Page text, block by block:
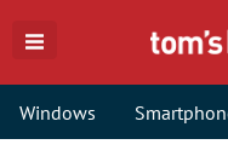
Windows